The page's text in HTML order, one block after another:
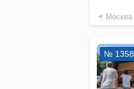
Москва
№ 1358